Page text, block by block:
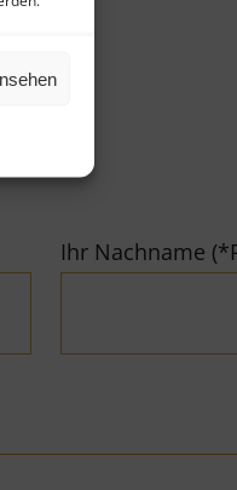
Ihr Nachname